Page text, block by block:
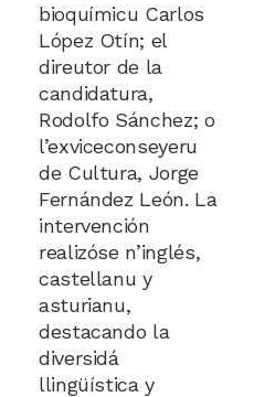
bioquímicu Carlos
López Otín; el
direutor de la
candidatura,
Rodolfo Sánchez; o
l’exviceconseyeru
de Cultura, Jorge
Fernández León. La
intervención
realizóse n’inglés,
castellanu y
asturianu,
destacando la
diversidá
llingüística y